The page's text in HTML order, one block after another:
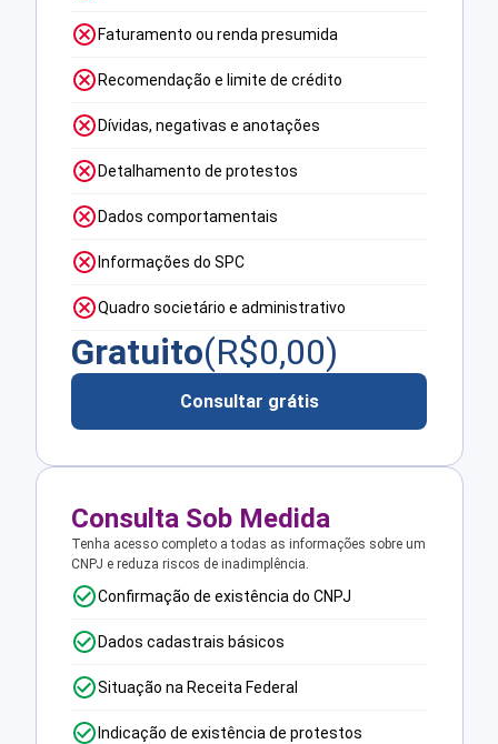
Faturamento ou renda presumida
Recomendação e limite de crédito
Dívidas, negativas e anotações
Detalhamento de protestos
Dados comportamentais
Informações do SPC
Quadro societário e administrativo
Gratuito(R$0,00)
Consultar grátis
Consulta Sob Medida
Tenha acesso completo a todas as informações sobre um
CNPJ e reduza riscos de inadimplência.
Confirmação de existência do CNPJ
Dados cadastrais básicos
Situação na Receita Federal
Indicação de existência de protestos